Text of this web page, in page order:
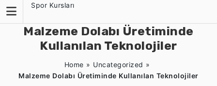
content
Spor Kursları
Malzeme Dolabı Üretiminde
Kullanılan Teknolojiler
Home » Uncategorized »
Malzeme Dolabı Üretiminde Kullanılan Teknolojiler